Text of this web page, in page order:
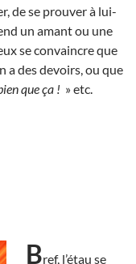
de se prouver à lui-
un amant ou une
se convaincre que
a des devoirs, ou que
que ça ! » etc.
Bref, l’étau se